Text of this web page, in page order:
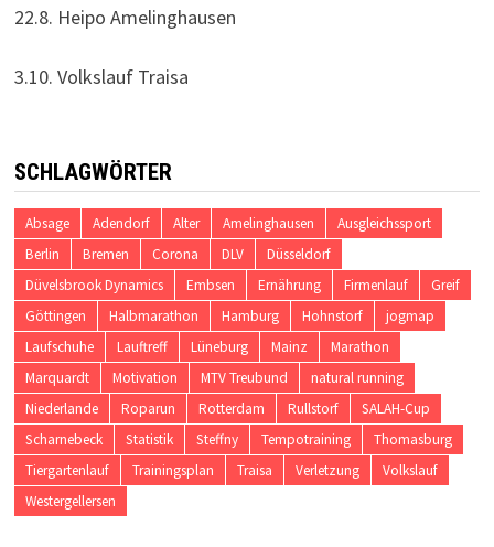
22.8. Heipo Amelinghausen
3.10. Volkslauf Traisa
SCHLAGWÖRTER
Absage Adendorf Alter Amelinghausen
Ausgleichssport
Berlin
Bremen Corona DLV
Düsseldorf
Düvelsbrook Dynamics
Embsen Ernährung Firmenlauf
Greif
Göttingen
Halbmarathon Hamburg Hohnstorf
jogmap
Laufschuhe
Lauftreff Lüneburg Mainz
Marathon
Marquardt
Motivation MTV Treubund
natural running
Niederlande
Roparun Rotterdam Rullstorf
SALAH-Cup
Scharnebeck
Statistik Steffny Tempotraining
Thomasburg
Tiergartenlauf
Trainingsplan Traisa Verletzung
Volkslauf
Westergellersen